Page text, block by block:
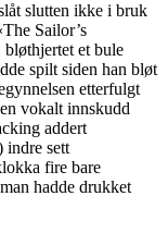
slutten ikke i bruk
Sailor’s
et bule
spilt siden han bløt
etterfulgt
vokalt innskudd
addert
indre sett
fire bare
hadde drukket